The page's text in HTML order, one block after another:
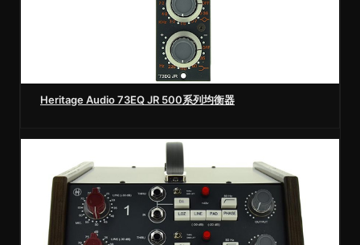
Heritage Audio 73EQ JR 500系列均衡器